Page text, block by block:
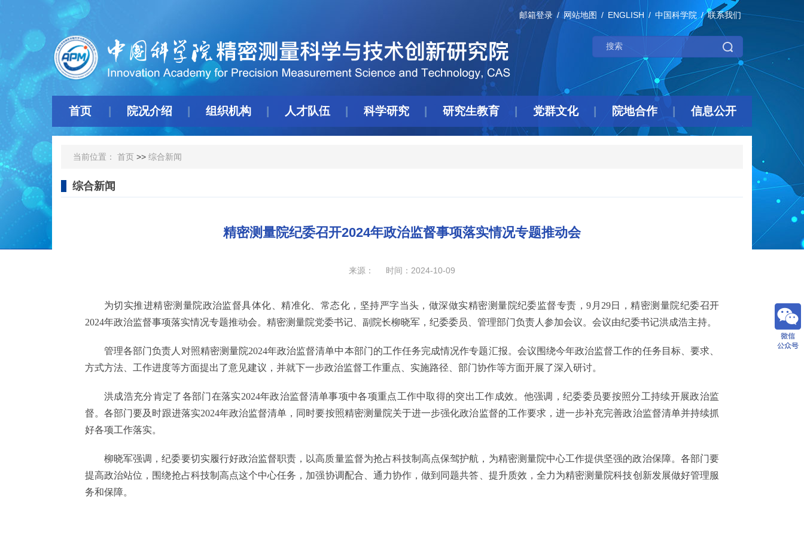
邮箱登录 网站地图 ENGLISH 中国科学院 联系我们
首页 院况介绍 组织机构 人才队伍 科学研究 研究生教育 党群文化 院地合作 信息公开
当前位置： 首页 >> 综合新闻
综合新闻
精密测量院纪委召开2024年政治监督事项落实情况专题推动会
来源： 时间：2024-10-09
为切实推进精密测量院政治监督具体化、精准化、常态化，坚持严字当头，做深做实精密测量院纪委监督专责，9月29日，精密测量院纪委召开
2024年政治监督事项落实情况专题推动会。精密测量院党委书记、副院长柳晓军，纪委委员、管理部门负责人参加会议。会议由纪委书记洪成浩主持。
管理各部门负责人对照精密测量院2024年政治监督清单中本部门的工作任务完成情况作专题汇报。会议围绕今年政治监督工作的任务目标、要求、
方式方法、工作进度等方面提出了意见建议，并就下一步政治监督工作重点、实施路径、部门协作等方面开展了深入研讨。
洪成浩充分肯定了各部门在落实2024年政治监督清单事项中各项重点工作中取得的突出工作成效。他强调，纪委委员要按照分工持续开展政治监
督。各部门要及时跟进落实2024年政治监督清单，同时要按照精密测量院关于进一步强化政治监督的工作要求，进一步补充完善政治监督清单并持续抓
好各项工作落实。
柳晓军强调，纪委要切实履行好政治监督职责，以高质量监督为抢占科技制高点保驾护航，为精密测量院中心工作提供坚强的政治保障。各部门要
提高政治站位，围绕抢占科技制高点这个中心任务，加强协调配合、通力协作，做到同题共答、提升质效，全力为精密测量院科技创新发展做好管理服
务和保障。